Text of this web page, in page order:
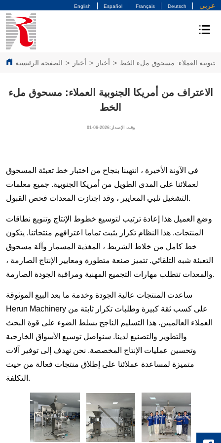
English Español Français Deutsch عربي
الصفحة الرئيسية > أخبار > أخبار > العملاء: مسحوق ملء الخط
الاعتراف من أمريكا الجنوبية العملاء: مسحوق ملء
الخط
وقت الإصدار:2026-06-01